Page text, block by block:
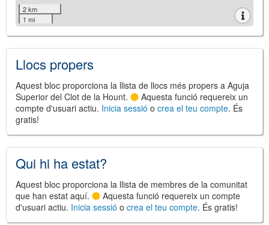
2 km
1 mi
Llocs propers
Aquest bloc proporciona la llista de llocs més propers a Aguja
Superior del Clot de la Hount.
Aquesta funció requereix un
compte d'usuari actiu. Inicia sessió o crea el teu compte. És
gratis!
Qui hi ha estat?
Aquest bloc proporciona la llista de membres de la comunitat
que han estat aquí.
Aquesta funció requereix un compte
d'usuari actiu. Inicia sessió o crea el teu compte. És gratis!